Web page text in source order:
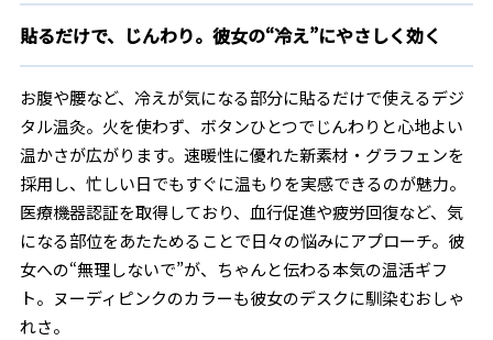
貼るだけで、じんわり。彼女の“冷え”にやさしく効く
お腹や腰など、冷えが気になる部分に貼るだけで使えるデジ
タル温灸。火を使わず、ボタンひとつでじんわりと心地よい
温かさが広がります。速暖性に優れた新素材・グラフェンを
採用し、忙しい日でもすぐに温もりを実感できるのが魅力。
医療機器認証を取得しており、血行促進や疲労回復など、気
になる部位をあたためることで日々の悩みにアプローチ。彼
女への“無理しないで”が、ちゃんと伝わる本気の温活ギフ
ト。ヌーディピンクのカラーも彼女のデスクに馴染むおしゃ
れさ。